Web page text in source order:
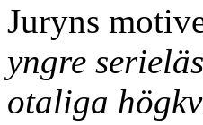
Juryns
yngre
otaliga